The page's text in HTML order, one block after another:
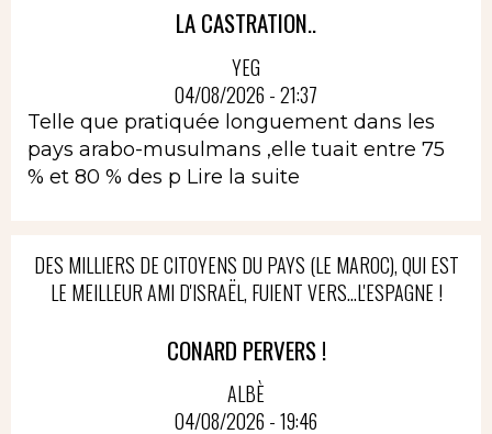
LA CASTRATION..
YEG
04/08/2026 - 21:37
Telle que pratiquée longuement dans les
pays arabo-musulmans ,elle tuait entre 75
% et 80 % des p Lire la suite
DES MILLIERS DE CITOYENS DU PAYS (LE MAROC), QUI EST
LE MEILLEUR AMI D'ISRAËL, FUIENT VERS...L'ESPAGNE !
CONARD PERVERS !
ALBÈ
04/08/2026 - 19:46